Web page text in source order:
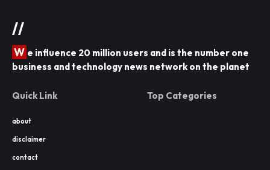
//
W e influence 20 million users and is the number one
business and technology news network on the planet
Quick Link
about
disclaimer
contact
Top Categories